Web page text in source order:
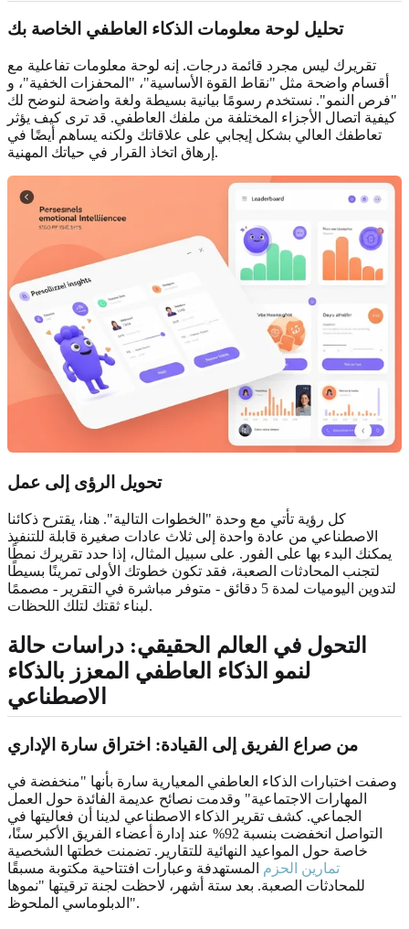
تحليل لوحة معلومات الذكاء العاطفي الخاصة بك
تقريرك ليس مجرد قائمة درجات. إنه لوحة معلومات تفاعلية مع
أقسام واضحة مثل "نقاط القوة الأساسية"، "المحفزات الخفية"، و
"فرص النمو". نستخدم رسومًا بيانية بسيطة ولغة واضحة لنوضح لك
كيفية اتصال الأجزاء المختلفة من ملفك العاطفي. قد ترى كيف يؤثر
تعاطفك العالي بشكل إيجابي على علاقاتك ولكنه يساهم أيضًا في
إرهاق اتخاذ القرار في حياتك المهنية.
تحويل الرؤى إلى عمل
كل رؤية تأتي مع وحدة "الخطوات التالية". هنا، يقترح ذكائنا
الاصطناعي من عادة واحدة إلى ثلاث عادات صغيرة قابلة للتنفيذ
يمكنك البدء بها على الفور. على سبيل المثال، إذا حدد تقريرك نمطًا
لتجنب المحادثات الصعبة، فقد تكون خطوتك الأولى تمرينًا بسيطًا
لتدوين اليوميات لمدة 5 دقائق - متوفر مباشرة في التقرير - مصممًا
لبناء ثقتك لتلك اللحظات.
التحول في العالم الحقيقي: دراسات حالة
لنمو الذكاء العاطفي المعزز بالذكاء
الاصطناعي
من صراع الفريق إلى القيادة: اختراق سارة الإداري
وصفت اختبارات الذكاء العاطفي المعيارية سارة بأنها "منخفضة في
المهارات الاجتماعية" وقدمت نصائح عديمة الفائدة حول العمل
الجماعي. كشف تقرير الذكاء الاصطناعي لدينا أن فعاليتها في
التواصل انخفضت بنسبة 92% عند إدارة أعضاء الفريق الأكبر سنًا،
خاصة حول المواعيد النهائية للتقارير. تضمنت خطتها الشخصية
تمارين الحزم المستهدفة وعبارات افتتاحية مكتوبة مسبقًا
للمحادثات الصعبة. بعد ستة أشهر، لاحظت لجنة ترقيتها "نموها
الدبلوماسي الملحوظ".